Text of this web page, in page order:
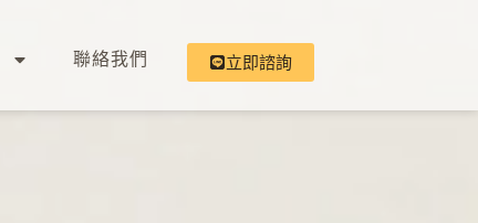
聯絡我們 立即諮詢